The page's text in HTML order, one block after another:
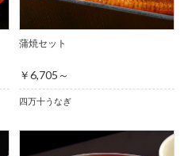
蒲焼セット
￥6,705～
四万十うなぎ